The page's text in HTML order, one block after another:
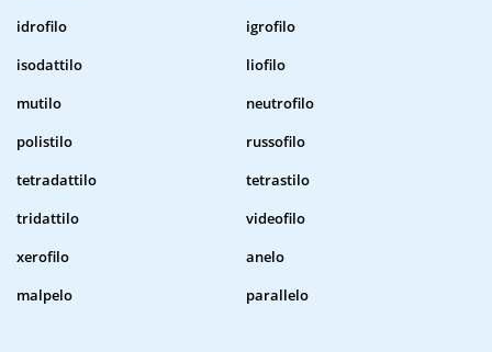
idrofilo
igrofilo
isodattilo
liofilo
mutilo
neutrofilo
polistilo
russofilo
tetradattilo
tetrastilo
tridattilo
videofilo
xerofilo
anelo
malpelo
parallelo